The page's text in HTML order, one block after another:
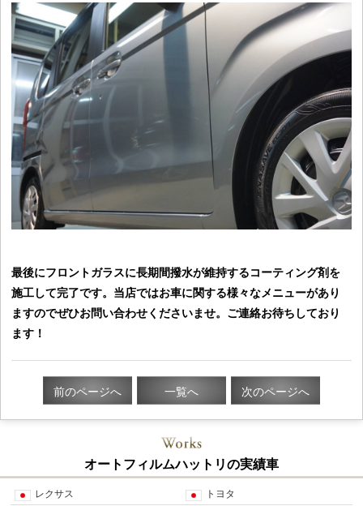
最後にフロントガラスに長期間撥水が維持するコーティング剤を
施工して完了です。当店ではお車に関する様々なメニューがあり
ますのでぜひお問い合わせくださいませ。ご連絡お待ちしており
ます！
前のページへ 一覧へ 次のページへ
オートフィルムハットリの実績車
レクサス
トヨタ